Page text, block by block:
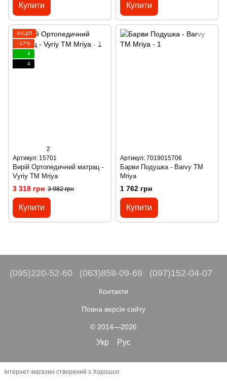
Купити Купити
АКЦІЯ
−17%
4
4
2
Артикул: 15701
Вирій Ортопедичний матрац -
Vyriy ТМ Mriya
3 318 грн 3 982 грн
Купити
Артикул: 7019015706
Барви Подушка - Barvy ТМ
Mriya
1 762 грн
Купити
(095)220-52-60 (063)859-09-69 (097)152-04-07
Контакти
Повна версія сайту
© 2014—2026
Укр Рус
Інтернет-магазин створений з Хорошоп